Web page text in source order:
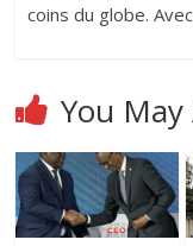
coins du globe.
You May